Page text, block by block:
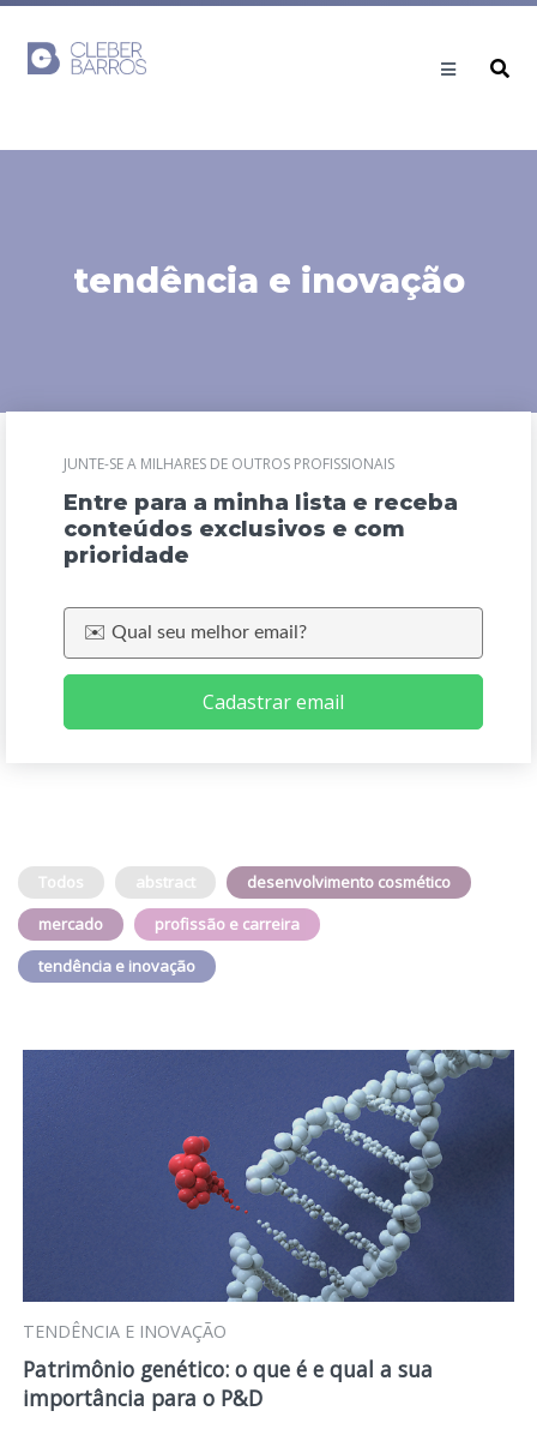
tendência e inovação
JUNTE-SE A MILHARES DE OUTROS PROFISSIONAIS
Entre para a minha lista e receba
conteúdos exclusivos e com
prioridade
Cadastrar email
Todos abstract
desenvolvimento cosmético
mercado
profissão e carreira
tendência e inovação
TENDÊNCIA E INOVAÇÃO
Patrimônio genético: o que é e qual a sua
importância para o P&D